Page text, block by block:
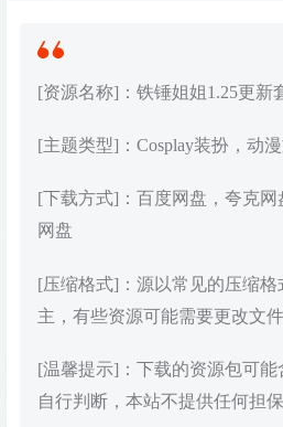
[资源名称]：铁锤姐姐1.25更新
[主题类型]：Cosplay装扮，动
[下载方式]：百度网盘，夸克网
网盘
[压缩格式]：源以常见的压缩格
主，有些资源可能需要更改文
[温馨提示]：下载的资源包可
自行判断，本站不提供任何担保